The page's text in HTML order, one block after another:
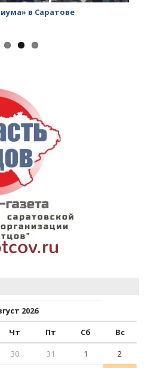
в Саратове
2026
Чт Пт Сб
Вс
30 31 1
2